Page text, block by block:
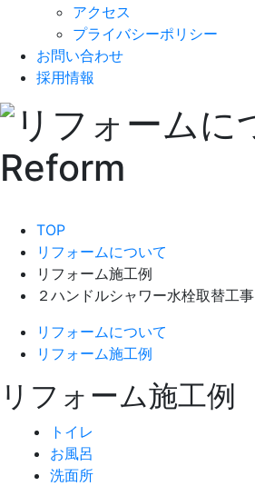
アクセス
プライバシーポリシー
お問い合わせ
採用情報
TOP
リフォームについて
リフォーム施工例
２ハンドルシャワー水栓取替工事
リフォームについて
リフォーム施工例
リフォーム施工例
トイレ
お風呂
洗面所